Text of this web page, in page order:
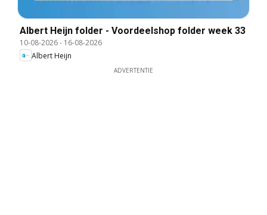
Albert Heijn folder - Voordeelshop folder week 33
10-08-2026- 16-08-2026
Albert Heijn
ADVERTENTIE